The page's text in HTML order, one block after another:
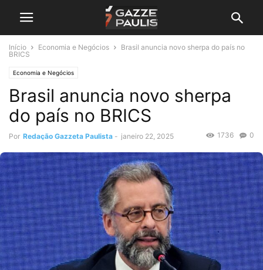
Início Economia e Negócios
Brasil anuncia novo sherpa do país no
BRICS
Economia e Negócios
Brasil anuncia novo sherpa
do país no BRICS
Por Redação Gazzeta Paulista - janeiro 22, 2025 0
1736